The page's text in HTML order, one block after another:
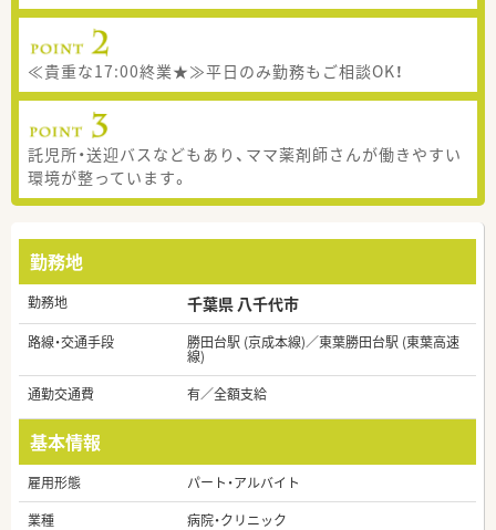
≪貴重な17:00終業★≫平日のみ勤務もご相談OK！
託児所・送迎バスなどもあり、ママ薬剤師さんが働きやすい
環境が整っています。
勤務地
勤務地 千葉県 八千代市
路線・交通手段 勝田台駅 (京成本線)／東葉勝田台駅 (東葉高速
線)
通勤交通費
有／全額支給
基本情報
雇用形態
パート・アルバイト
業種
病院・クリニック